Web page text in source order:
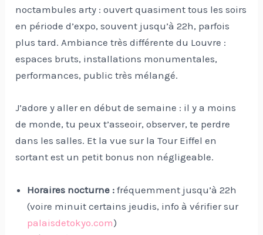
noctambules arty : ouvert quasiment tous les soirs
en période d’expo, souvent jusqu’à 22h, parfois
plus tard. Ambiance très différente du Louvre :
espaces bruts, installations monumentales,
performances, public très mélangé.
J’adore y aller en début de semaine : il y a moins
de monde, tu peux t’asseoir, observer, te perdre
dans les salles. Et la vue sur la Tour Eiffel en
sortant est un petit bonus non négligeable.
Horaires nocturne : fréquemment jusqu’à 22h
(voire minuit certains jeudis, info à vérifier sur
palaisdetokyo.com)